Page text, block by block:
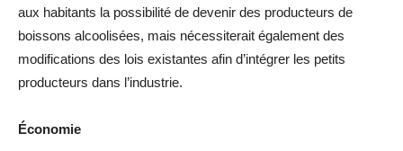
aux habitants la possibilité de devenir des producteurs de
boissons alcoolisées, mais nécessiterait également des
modifications des lois existantes afin d’intégrer les petits
producteurs dans l’industrie.
Économie